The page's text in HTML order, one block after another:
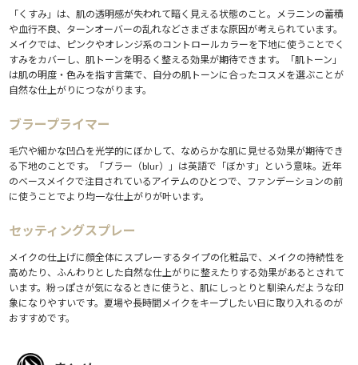
「くすみ」は、肌の透明感が失われて暗く見える状態のこと。メラニンの蓄積
や血行不良、ターンオーバーの乱れなどさまざまな原因が考えられています。
メイクでは、ピンクやオレンジ系のコントロールカラーを下地に使うことでく
すみをカバーし、肌トーンを明るく整える効果が期待できます。「肌トーン」
は肌の明度・色みを指す言葉で、自分の肌トーンに合ったコスメを選ぶことが
自然な仕上がりにつながります。
ブラープライマー
毛穴や細かな凹凸を光学的にぼかして、なめらかな肌に見せる効果が期待でき
る下地のことです。「ブラー（blur）」は英語で「ぼかす」という意味。近年
のベースメイクで注目されているアイテムのひとつで、ファンデーションの前
に使うことでより均一な仕上がりが叶います。
セッティングスプレー
メイクの仕上げに顔全体にスプレーするタイプの化粧品で、メイクの持続性を
高めたり、ふんわりとした自然な仕上がりに整えたりする効果があるとされて
います。粉っぽさが気になるときに使うと、肌にしっとりと馴染んだような印
象になりやすいです。夏場や長時間メイクをキープしたい日に取り入れるのが
おすすめです。